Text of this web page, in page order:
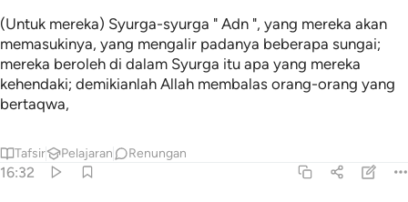
(Untuk mereka) Syurga-syurga " Adn ", yang mereka akan
memasukinya, yang mengalir padanya beberapa sungai;
mereka beroleh di dalam Syurga itu apa yang mereka
kehendaki; demikianlah Allah membalas orang-orang yang
bertaqwa,
Tafsir Pelajaran Renungan
16:32